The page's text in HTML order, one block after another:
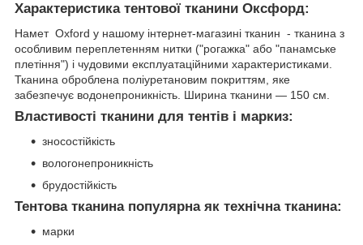
Характеристика тентової тканини Оксфорд:
Намет Oxford у нашому інтернет-магазині тканин - тканина з
особливим переплетенням нитки ("рогажка" або "панамське
плетіння") і чудовими експлуатаційними характеристиками.
Тканина оброблена поліуретановим покриттям, яке
забезпечує водонепроникність. Ширина тканини — 150 см.
Властивості тканини для тентів і маркиз:
зносостійкість
вологонепроникність
брудостійкість
Тентова тканина популярна як технічна тканина:
марки